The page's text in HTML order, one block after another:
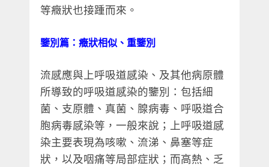
等癥狀也接踵而來。
鑒別篇：癥狀相似、重鑒別
流感應與上呼吸道感染、及其他病原體
所導致的呼吸道感染的鑒別：包括細
菌、支原體、真菌、腺病毒、呼吸道合
胞病毒感染等，一般來說；上呼吸道感
染主要表現為咳嗽、流涕、鼻塞等症
狀，以及咽痛等局部症狀；而高熱、乏